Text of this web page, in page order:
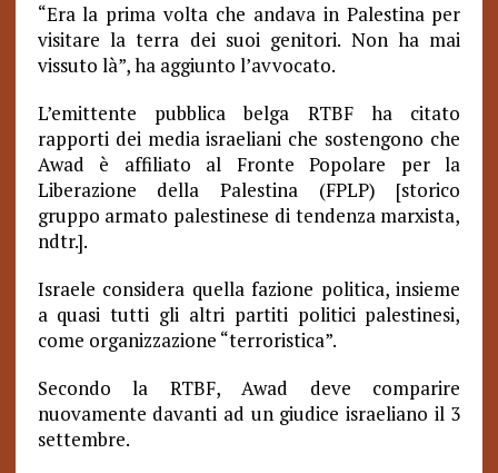
“Era la prima volta che andava in Palestina per
visitare la terra dei suoi genitori. Non ha mai
vissuto là”, ha aggiunto l’avvocato.
L’emittente pubblica belga RTBF ha citato
rapporti dei media israeliani che sostengono che
Awad è affiliato al Fronte Popolare per la
Liberazione della Palestina (FPLP) [storico
gruppo armato palestinese di tendenza marxista,
ndtr.].
Israele considera quella fazione politica, insieme
a quasi tutti gli altri partiti politici palestinesi,
come organizzazione “terroristica”.
Secondo la RTBF, Awad deve comparire
nuovamente davanti ad un giudice israeliano il 3
settembre.